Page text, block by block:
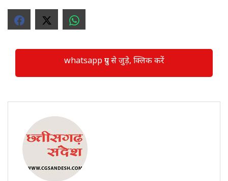
whatsapp ग्रुप से जुड़े, क्लिक करें